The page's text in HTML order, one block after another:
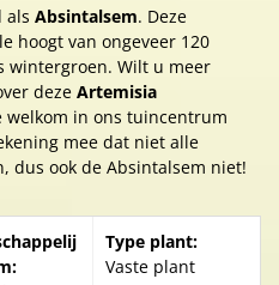
als Absintalsem. Deze
hoogt van ongeveer 120
wintergroen. Wilt u meer
deze Artemisia
welkom in ons tuincentrum
mee dat niet alle
dus ook de Absintalsem niet!
Type plant:
Vaste plant